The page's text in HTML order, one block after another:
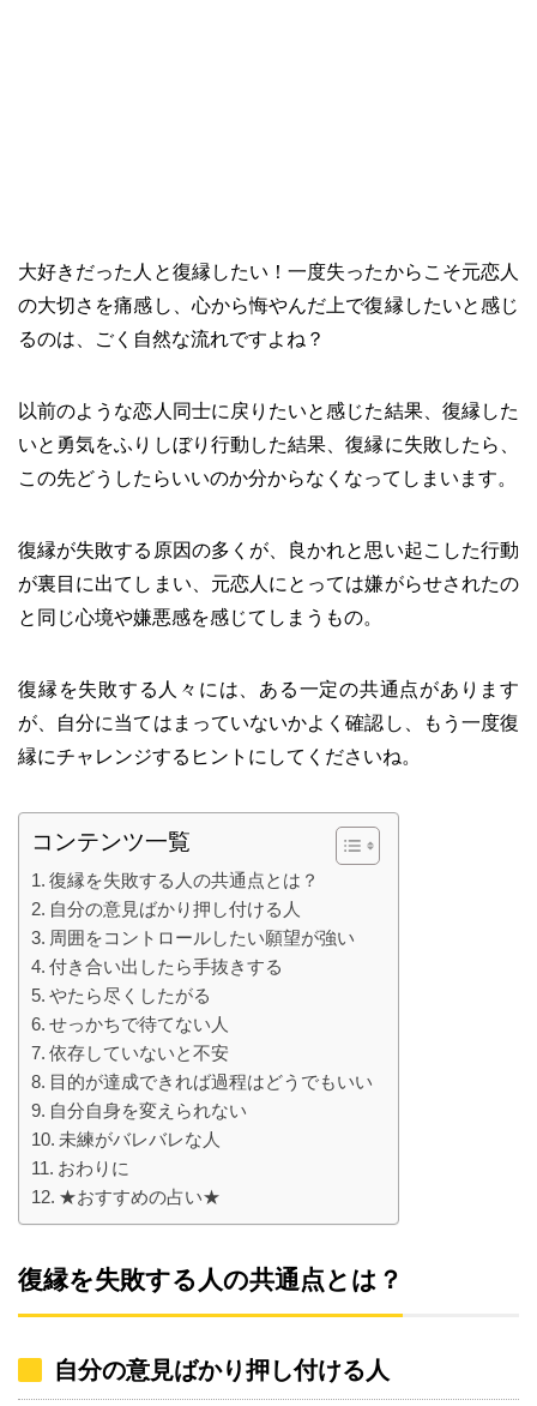
大好きだった人と復縁したい！一度失ったからこそ元恋人
の大切さを痛感し、心から悔やんだ上で復縁したいと感じ
るのは、ごく自然な流れですよね？
以前のような恋人同士に戻りたいと感じた結果、復縁した
いと勇気をふりしぼり行動した結果、復縁に失敗したら、
この先どうしたらいいのか分からなくなってしまいます。
復縁が失敗する原因の多くが、良かれと思い起こした行動
が裏目に出てしまい、元恋人にとっては嫌がらせされたの
と同じ心境や嫌悪感を感じてしまうもの。
復縁を失敗する人々には、ある一定の共通点があります
が、自分に当てはまっていないかよく確認し、もう一度復
縁にチャレンジするヒントにしてくださいね。
コンテンツ一覧
復縁を失敗する人の共通点とは？
自分の意見ばかり押し付ける人
周囲をコントロールしたい願望が強い
付き合い出したら手抜きする
やたら尽くしたがる
せっかちで待てない人
依存していないと不安
目的が達成できれば過程はどうでもいい
自分自身を変えられない
未練がバレバレな人
おわりに
★おすすめの占い★
復縁を失敗する人の共通点とは？
自分の意見ばかり押し付ける人